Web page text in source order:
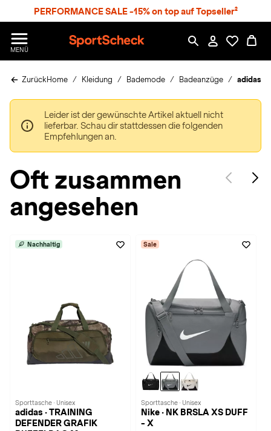
PERFORMANCE SALE -15% on top auf Topseller²
MENÜ
p
r
c
h
e
ZurückHome Kleidung Bademode Badeanzüge adidas
Leider ist der gewünschte Artikel aktuell nicht
lieferbar. Schau dir stattdessen die folgenden
Empfehlungen an.
Oft zusammen
angesehen
Nachhaltig
Sporttasche · Unisex
adidas · TRAINING
DEFENDER GRAFIK
Sale
Sporttasche · Unisex
Nike · NK BRSLA XS DUFF
- X